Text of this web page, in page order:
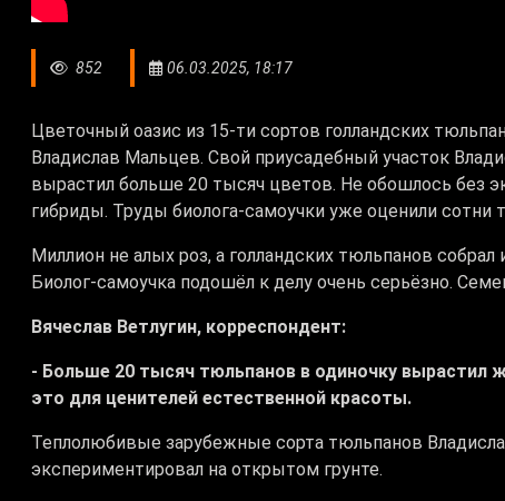
852 06.03.2025, 18:17
Цветочный оазис из 15-ти сортов голландских
Владислав Мальцев. Свой приусадебный участок
вырастил больше 20 тысяч цветов. Не обошлось без
гибриды. Труды биолога-самоучки уже оценили сотни
Миллион не алых роз, а голландских тюльпанов
Биолог-самоучка подошёл к делу очень серьёзно.
Вячеслав Ветлугин, корреспондент:
- Больше 20 тысяч тюльпанов в одиночку вырастил
это для ценителей естественной красоты.
Теплолюбивые зарубежные сорта тюльпанов
экспериментировал на открытом грунте.